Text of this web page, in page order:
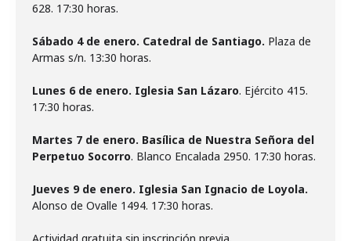
628. 17:30 horas.
Sábado 4 de enero. Catedral de Santiago. Plaza de
Armas s/n. 13:30 horas.
Lunes 6 de enero. Iglesia San Lázaro. Ejército 415.
17:30 horas.
Martes 7 de enero. Basílica de Nuestra Señora del
Perpetuo Socorro. Blanco Encalada 2950. 17:30 horas.
Jueves 9 de enero. Iglesia San Ignacio de Loyola.
Alonso de Ovalle 1494. 17:30 horas.